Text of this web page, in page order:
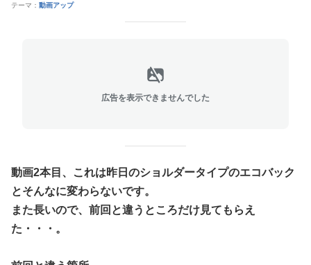
テーマ： 動画アップ
広告を表示できませんでした
動画2本目、これは昨日のショルダータイプのエコバック
とそんなに変わらないです。
また長いので、前回と違うところだけ見てもらえ
た・・・。